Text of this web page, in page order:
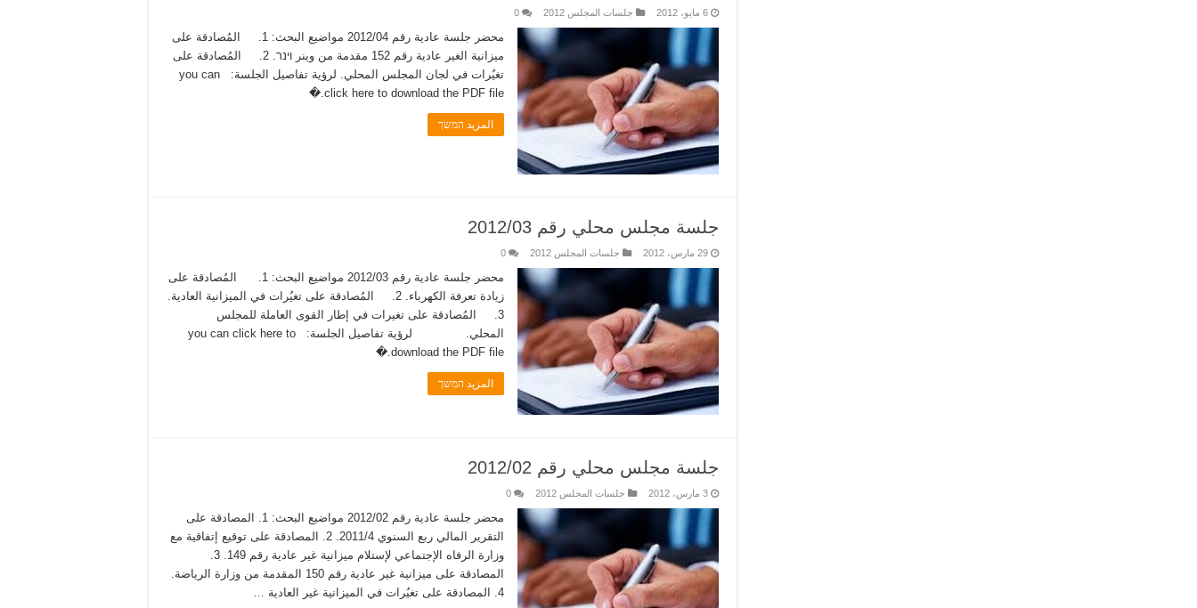
6 مايو، 2012 جلسات المجلس 2012 0
محضر جلسة عادية رقم 2012/04 مواضيع البحث: 1. المُصادقة على
ميزانية الغير عادية رقم 152 مقدمة من وينر וינר. 2. المُصادقة على
تغيُرات في لجان المجلس المحلي. لرؤية تفاصيل الجلسة: you can
click here to download the PDF file.�
المزيد המשך
جلسة مجلس محلي رقم 2012/03
29 مارس، 2012 جلسات المجلس 2012 0
محضر جلسة عادية رقم 2012/03 مواضيع البحث: 1. المُصادقة على
زيادة تعرفة الكهرباء. 2. المُصادقة على تغيُرات في الميزانية العادية.
3. المُصادقة على تغيرات في إطار القوى العاملة للمجلس
المحلي. لرؤية تفاصيل الجلسة: you can click here to
download the PDF file.�
المزيد המשך
جلسة مجلس محلي رقم 2012/02
3 مارس، 2012 جلسات المجلس 2012 0
محضر جلسة عادية رقم 2012/02 مواضيع البحث: 1. المصادقة على
التقرير المالي ربع السنوي 2011/4. 2. المصادقة على توقيع إتفاقية مع
وزارة الرفاه الإجتماعي لإستلام ميزانية غير عادية رقم 149. 3.
المصادقة على ميزانية غير عادية رقم 150 المقدمة من وزارة الرياضة.
4. المصادقة على تغيُرات في الميزانية غير العادية …